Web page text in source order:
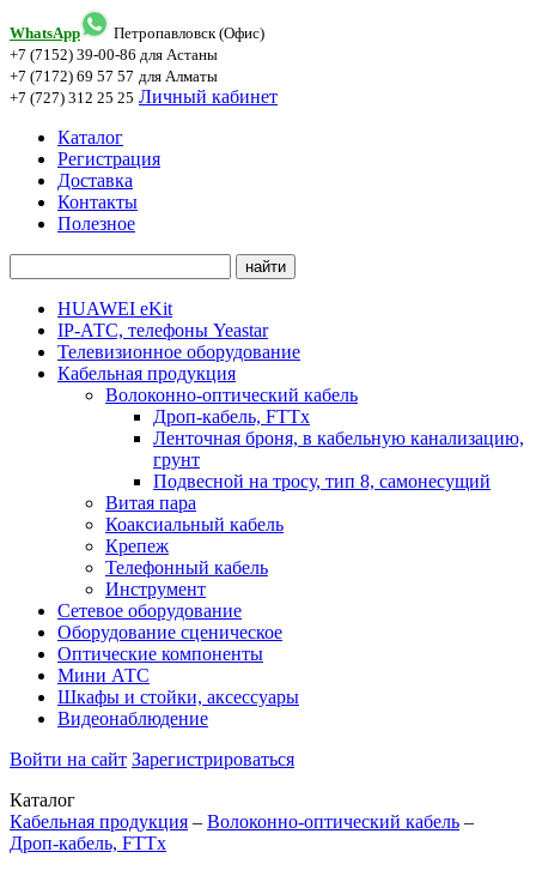
WhatsApp
Петропавловск (Офис)
+7 (7152) 39-00-86 для Астаны
+7 (7172) 69 57 57 для Алматы
+7 (727) 312 25 25 Личный кабинет
Каталог
Регистрация
Доставка
Контакты
Полезное
HUAWEI eKit
IP-АТС, телефоны Yeastar
Телевизионное оборудование
Кабельная продукция
Волоконно-оптический кабель
Дроп-кабель, FTTx
Ленточная броня, в кабельную канализацию,
грунт
Подвесной на тросу, тип 8, самонесущий
Витая пара
Коаксиальный кабель
Крепеж
Телефонный кабель
Инструмент
Сетевое оборудование
Оборудование сценическое
Оптические компоненты
Мини АТС
Шкафы и стойки, аксессуары
Видеонаблюдение
Войти на сайт Зарегистрироваться
Каталог
Кабельная продукция – Волоконно-оптический кабель –
Дроп-кабель, FTTx